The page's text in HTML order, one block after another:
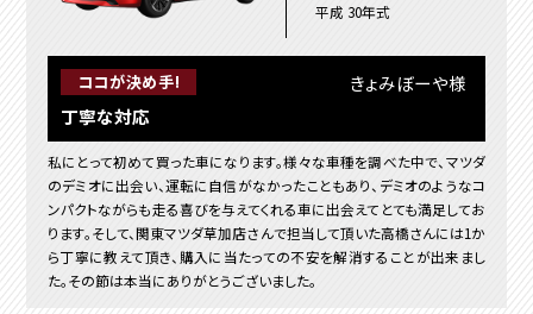
平成 30年式
ココが決め手!
丁寧な対応
きょみぼーや様
私にとって初めて買った車になります。様々な車種を調べた中で、マツダ
のデミオに出会い、運転に自信がなかったこともあり、デミオのようなコ
ンパクトながらも走る喜びを与えてくれる車に出会えてとても満足してお
ります。そして、関東マツダ草加店さんで担当して頂いた高橋さんには1か
ら丁寧に教えて頂き、購入に当たっての不安を解消することが出来まし
た。その節は本当にありがとうございました。